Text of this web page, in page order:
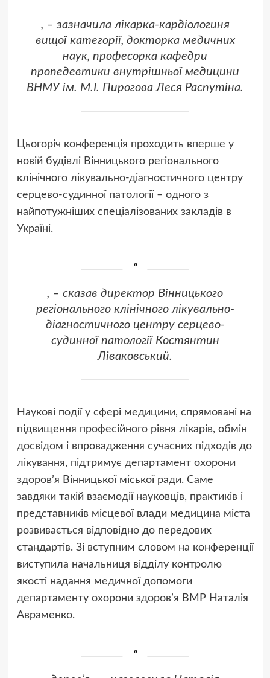
, – зазначила лікарка-кардіологиня
вищої категорії, докторка медичних
наук, професорка кафедри
пропедевтики внутрішньої медицини
ВНМУ ім. М.І. Пирогова Леся Распутіна.
Цьогоріч конференція проходить вперше у
новій будівлі Вінницького регіонального
клінічного лікувально-діагностичного центру
серцево-судинної патології – одного з
найпотужніших спеціалізованих закладів в
Україні.
, – сказав директор Вінницького
регіонального клінічного лікувально-
діагностичного центру серцево-
судинної патології Костянтин
Ліваковський.
Наукові події у сфері медицини, спрямовані на
підвищення професійного рівня лікарів, обмін
досвідом і впровадження сучасних підходів до
лікування, підтримує департамент охорони
здоров’я Вінницької міської ради. Саме
завдяки такій взаємодії науковців, практиків і
представників місцевої влади медицина міста
розвивається відповідно до передових
стандартів. Зі вступним словом на конференції
виступила начальниця відділу контролю
якості надання медичної допомоги
департаменту охорони здоров’я ВМР Наталія
Авраменко.